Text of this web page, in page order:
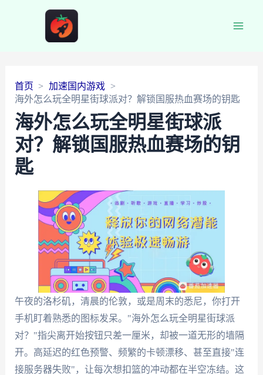
首页
加速国内游戏
海外怎么玩全明星街球派对？解锁国服热血赛场的钥匙
海外怎么玩全明星街球派
对？解锁国服热血赛场的钥
匙
午夜的洛杉矶，清晨的伦敦，或是周末的悉尼，你打开
手机盯着熟悉的图标发呆。"海外怎么玩全明星街球派
对？"指尖离开始按钮只差一厘米，却被一道无形的墙隔
开。高延迟的红色预警、频繁的卡顿漂移、甚至直接"连
接服务器失败"，让每次想扣篮的冲动都在半空冻结。这